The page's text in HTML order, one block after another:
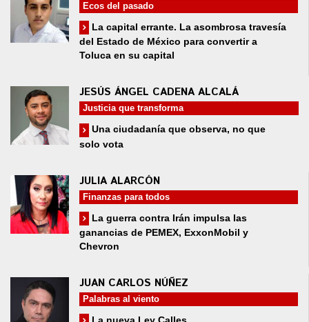
Ecos del pasado
La capital errante. La asombrosa travesía
del Estado de México para convertir a
Toluca en su capital
JESÚS ÁNGEL CADENA ALCALÁ
Justicia que transforma
Una ciudadanía que observa, no que
solo vota
JULIA ALARCÓN
Finanzas para todos
La guerra contra Irán impulsa las
ganancias de PEMEX, ExxonMobil y
Chevron
JUAN CARLOS NÚÑEZ
Palabras al viento